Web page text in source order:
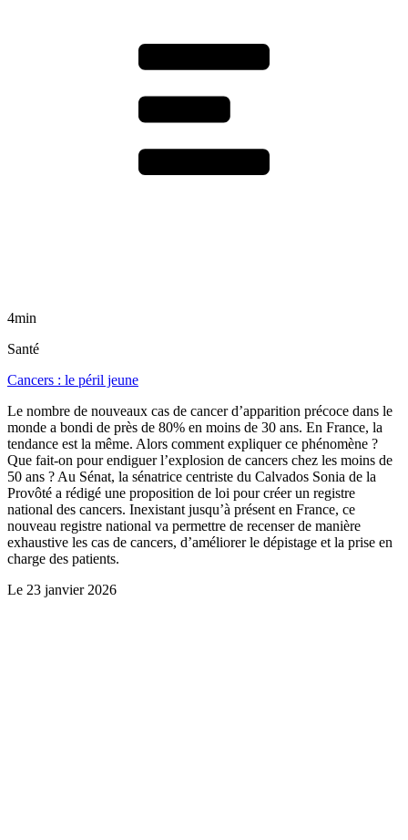
4min
Santé
Cancers : le péril jeune
Le nombre de nouveaux cas de cancer d’apparition précoce dans le
monde a bondi de près de 80% en moins de 30 ans. En France, la
tendance est la même. Alors comment expliquer ce phénomène ?
Que fait-on pour endiguer l’explosion de cancers chez les moins de
50 ans ? Au Sénat, la sénatrice centriste du Calvados Sonia de la
Provôté a rédigé une proposition de loi pour créer un registre
national des cancers. Inexistant jusqu’à présent en France, ce
nouveau registre national va permettre de recenser de manière
exhaustive les cas de cancers, d’améliorer le dépistage et la prise en
charge des patients.
Le 23 janvier 2026